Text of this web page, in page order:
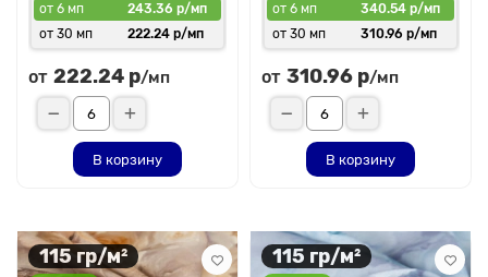
от 6 мп
243.36 р/мп
от 30 мп
222.24 р/мп
от 222.24 р/мп
В корзину
от 6 мп
340.54 р/мп
от 30 мп
310.96 р/мп
от 310.96 р/мп
В корзину
115 гр/м² 115 гр/м²